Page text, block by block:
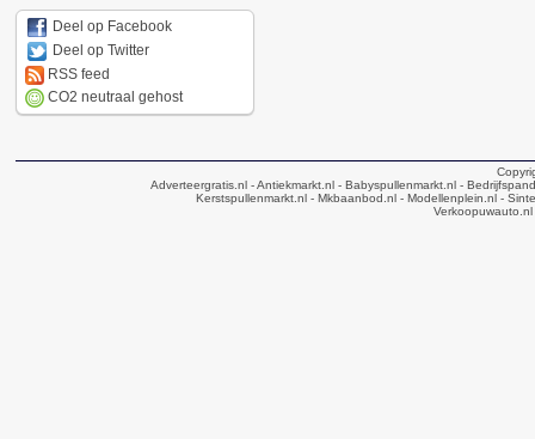
Deel op Facebook
Deel op Twitter
RSS feed
CO2 neutraal gehost
Adverteergratis.nl - Antiekmarkt.nl - Babyspullenmarkt.nl -
Kerstspullenmarkt.nl- Mkbaanbod.nl- Modellenplein.nl-
Verkoopuwauto.nl